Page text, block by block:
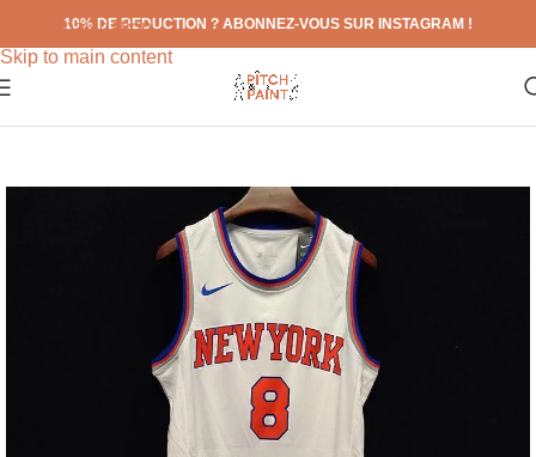
Skip to navigation
Skip to main content
10% DE REDUCTION ? ABONNEZ-VOUS SUR INSTAGRAM !